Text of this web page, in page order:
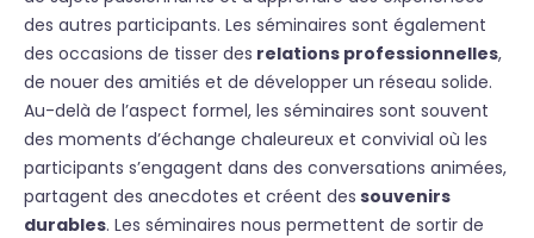
des autres participants. Les séminaires sont également
des occasions de tisser des relations professionnelles,
de nouer des amitiés et de développer un réseau solide.
Au-delà de l’aspect formel, les séminaires sont souvent
des moments d’échange chaleureux et convivial où les
participants s’engagent dans des conversations animées,
partagent des anecdotes et créent des souvenirs
durables. Les séminaires nous permettent de sortir de